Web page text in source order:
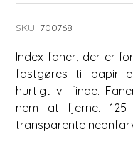
SKU: 700768
Index-faner, der er
fastgøres til papir
hurtigt vil finde.
nem at fjerne. 125
transparente